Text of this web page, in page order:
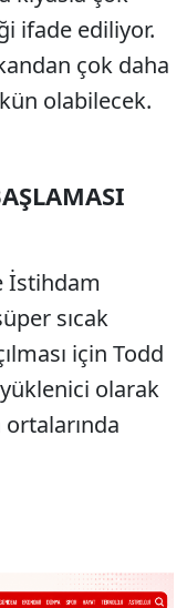
ifade ediliyor.
çok daha
olabilecek.
İstihdam
sıcak
için Todd
olarak
ortalarında